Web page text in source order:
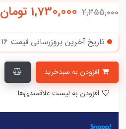
2,355,000
1,730,000 تومان
تاریخ آخرین بروزرسانی قیمت 16 مرداد 1405